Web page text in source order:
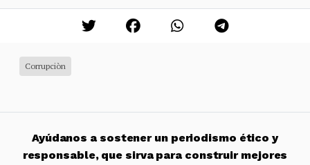
Corrupciòn
Ayúdanos a sostener un periodismo ético y
responsable, que sirva para construir mejores